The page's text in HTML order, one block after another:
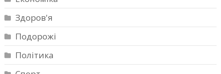
Здоров'я
Подорожі
Політика